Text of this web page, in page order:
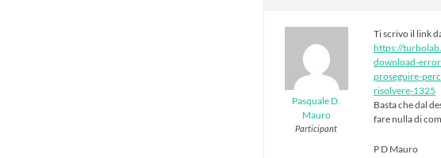
Pasquale D.
Mauro
Participant
Ti scrivo il link
https://
download-
proseguire-
risolvere-1325
Basta che dal
fare nulla di
P D Mauro